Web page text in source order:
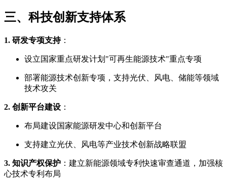
三、科技创新支持体系
1. 研发专项支持：
设立国家重点研发计划"可再生能源技术"重点专项
部署能源技术创新专项，支持光伏、风电、储能等领域
技术攻关
2. 创新平台建设 ：
布局建设国家能源研发中心和创新平台
支持建立光伏、风电等产业技术创新战略联盟
3. 知识产权保护 ：建立新能源领域专利快速审查通道，加强核
心技术专利布局